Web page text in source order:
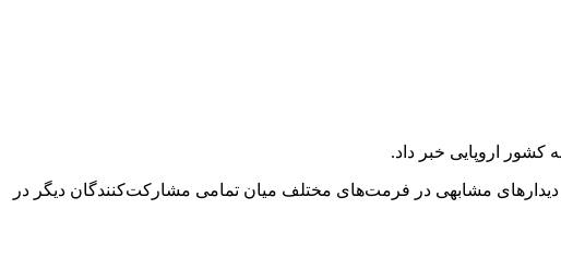
اروپایی خبر داد.
مشابهی در فرمت‌های مختلف میان تمامی مشارکت‌کنندگان دیگر در